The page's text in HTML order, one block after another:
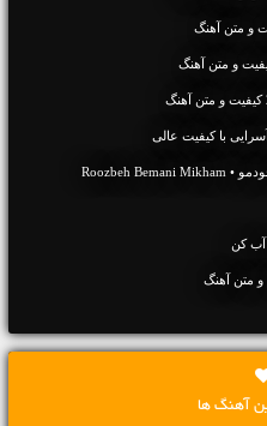
با کیفیت عالی
دانلود آهنگ روزبه بمانی میخوام ببخشم خودمو • Roozbeh Bemani Mikham
آب کن
و متن آهنگ
آهنگ ها